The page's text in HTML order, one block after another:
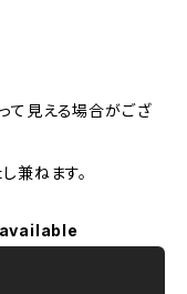
て見える場合がござ
兼ねます。